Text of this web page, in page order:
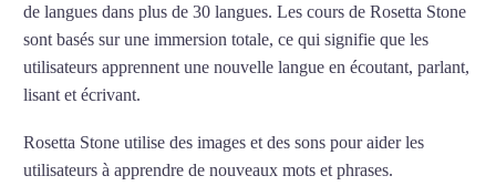
de langues dans plus de 30 langues. Les cours de Rosetta Stone
sont basés sur une immersion totale, ce qui signifie que les
utilisateurs apprennent une nouvelle langue en écoutant, parlant,
lisant et écrivant.
Rosetta Stone utilise des images et des sons pour aider les
utilisateurs à apprendre de nouveaux mots et phrases.